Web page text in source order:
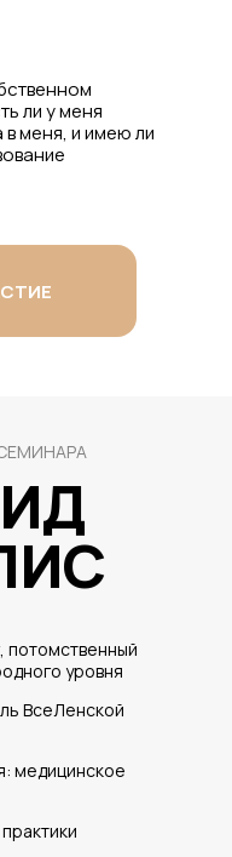
ли у меня
меня, и имею ли
потомственный
уровня
ВсеЛенской
медицинское